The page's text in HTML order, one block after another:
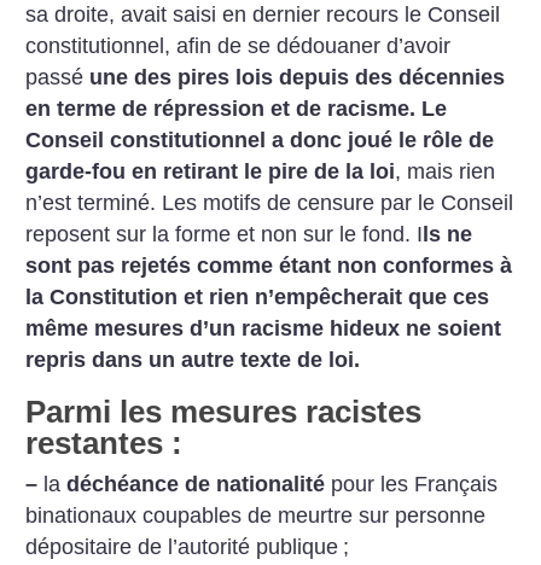
sa droite, avait saisi en dernier recours le Conseil
constitutionnel, afin de se dédouaner d’avoir
passé une des pires lois depuis des décennies
en terme de répression et de racisme. Le
Conseil constitutionnel a donc joué le rôle de
garde-fouen retirant le pire de la loi, mais rien
n’est terminé. Les motifs de censure par le Conseil
reposent sur la forme et non sur le fond. Ils ne
sont pas rejetés comme étant non conformes à
la Constitution et rien n’empêcherait que ces
même mesures d’un racisme hideux ne soient
repris dans un autre texte de loi.
Parmi les mesures racistes
restantes :
– ladéchéance de nationalité pour les Français
binationaux coupables de meurtre sur personne
dépositaire de l’autorité publique ;